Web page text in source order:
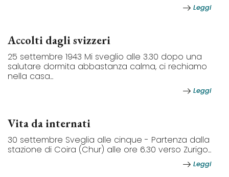
Leggi
Accolti dagli svizzeri
25 settembre 1943 Mi sveglio alle 3.30 dopo una
salutare dormita abbastanza calma, ci rechiamo
nella casa...
Leggi
Vita da internati
30 settembre Sveglia alle cinque - Partenza dalla
stazione di Coira (Chur) alle ore 6.30 verso Zurigo...
Leggi